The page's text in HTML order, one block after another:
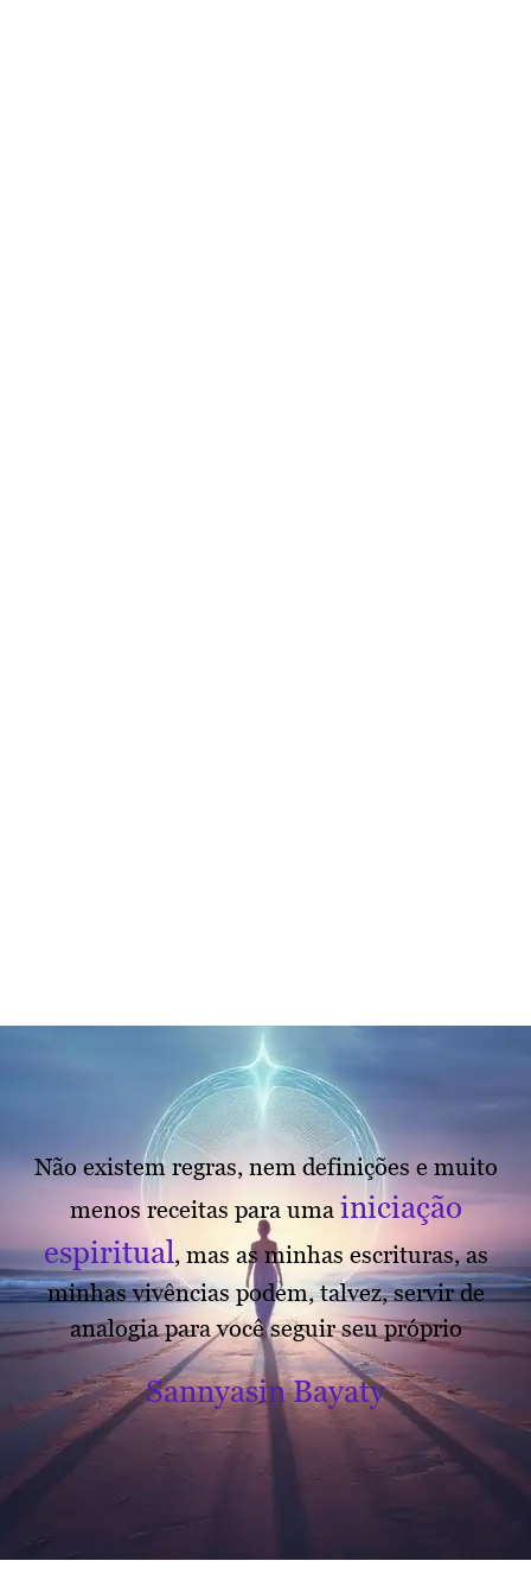
Não existem regras, nem definições e muito
menos receitas para uma iniciação
espiritual, mas as minhas escrituras, as
minhas vivências podem, talvez, servir de
analogia para você seguir seu próprio
Sannyasin Bayaty